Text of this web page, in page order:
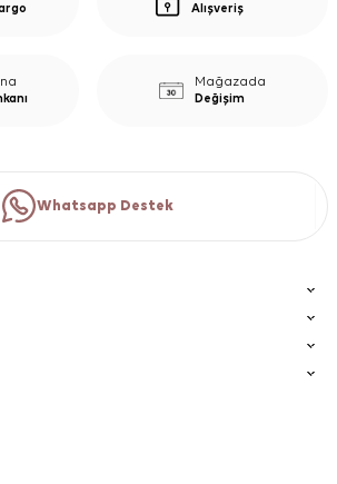
Alışveriş
Mağazada
Değişim
Whatsapp Destek